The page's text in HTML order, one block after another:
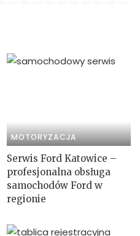
MOTORYZACJA
Serwis Ford Katowice –
profesjonalna obsługa
samochodów Ford w
regionie